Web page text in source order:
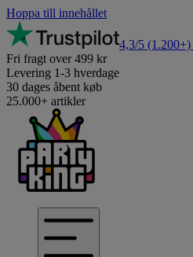
Hoppa till innehållet
4,3/5 (1.200+)
Fri fragt over 499 kr
Levering 1-3 hverdage
30 dages åbent køb
25.000+ artikler